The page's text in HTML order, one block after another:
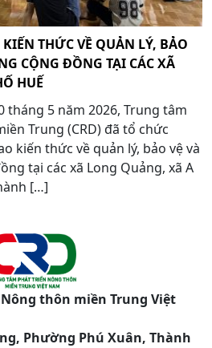
THỨC VỀ QUẢN LÝ, BẢO
CỘNG ĐỒNG TẠI CÁC XÃ
HUẾ
tháng 5 năm 2026, Trung tâm
Trung (CRD) đã tổ chức
kiến thức về quản lý, bảo vệ và
tại các xã Long Quảng, xã A
[…]
thôn miền Trung Việt
Phường Phú Xuân, Thành